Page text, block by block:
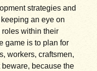
strategies and
an eye on
within their
game is to plan for
workers, craftsmen,
because the